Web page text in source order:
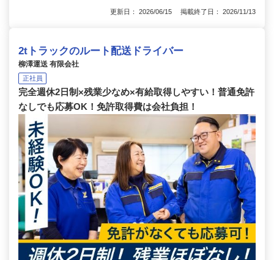
更新日： 2026/06/15 掲載終了日： 2026/11/13
2tトラックのルート配送ドライバー
柳澤運送 有限会社
正社員
完全週休2日制×残業少なめ×有給取得しやすい！普通免許
なしでも応募OK！免許取得費は会社負担！